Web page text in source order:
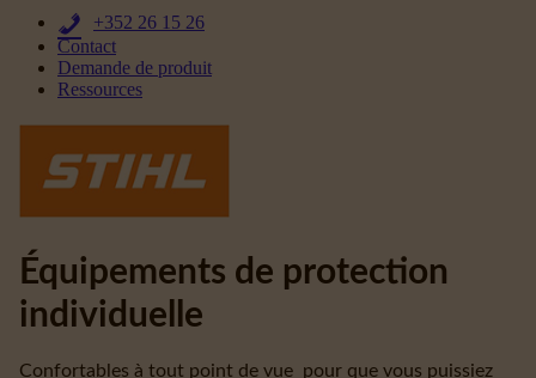
+352 26 15 26
Contact
Demande de produit
Ressources
Équipements de protection
individuelle
Confortables à tout point de vue pour que vous puissiez